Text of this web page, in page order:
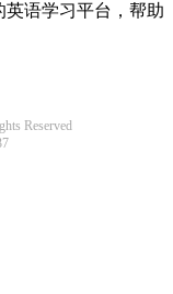
语学习平台，帮助
Reserved